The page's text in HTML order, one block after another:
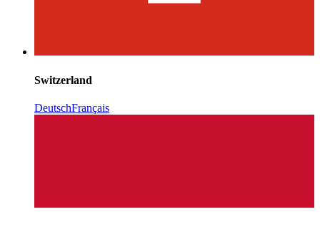
Switzerland
DeutschFrançais